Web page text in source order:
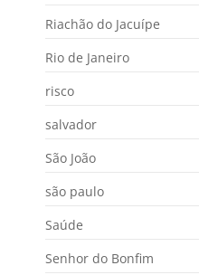
Riachão do Jacuípe
Rio de Janeiro
risco
salvador
São João
são paulo
Saúde
Senhor do Bonfim